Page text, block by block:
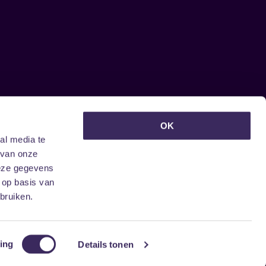
media te
onze
gegevens
basis van
Details tonen
OK
ontvangen?